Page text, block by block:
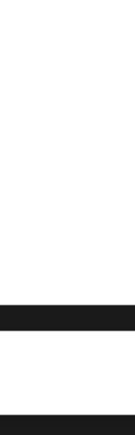
并对这些措施
定哪些措施是
过程控制方法
工作习惯、设